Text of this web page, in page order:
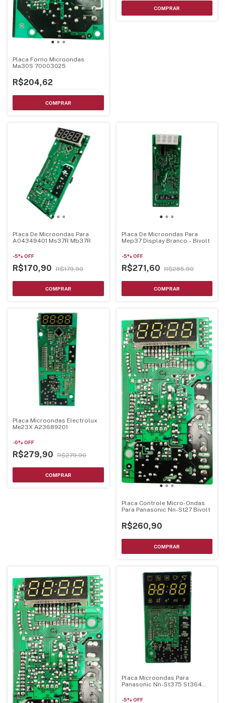
Placa Forno Microondas
Ma30S 70003025
R$204,62
Placa De Microondas Para
A04349401 Ms37R Mb37R
-5% OFF
R$170,90 R$179,90
Placa De Microondas Para
Mep37 Display Branco - Bivolt
-5% OFF
R$271,60 R$285,90
Placa Microondas Electrolux
Me23X A23689201
-0% OFF
R$279,90 R$279,90
Placa Controle Micro-Ondas
Para Panasonic Nn-St27 Bivolt
R$260,90
Placa Microondas Para
Panasonic Nn-St375 St364
-5% OFF